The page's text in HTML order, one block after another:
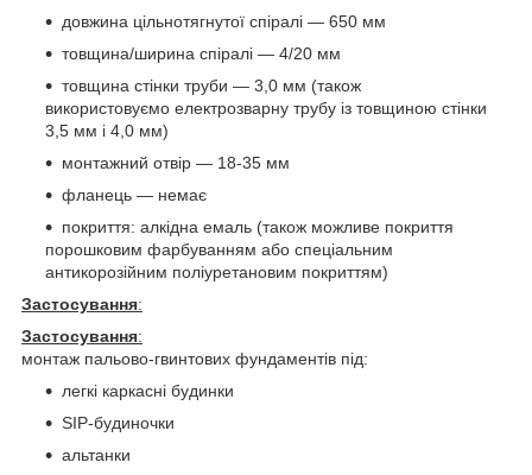
довжина цільнотягнутої спіралі — 650 мм
товщина/ширина спіралі — 4/20 мм
товщина стінки труби — 3,0 мм (також
використовуємо електрозварну трубу із товщиною стінки
3,5 мм і 4,0 мм)
монтажний отвір — 18-35 мм
фланець — немає
покриття: алкідна емаль (також можливе покриття
порошковим фарбуванням або спеціальним
антикорозійним поліуретановим покриттям)
Застосування:
Застосування:
монтаж пальово-гвинтових фундаментів під:
легкі каркасні будинки
SIP-будиночки
альтанки